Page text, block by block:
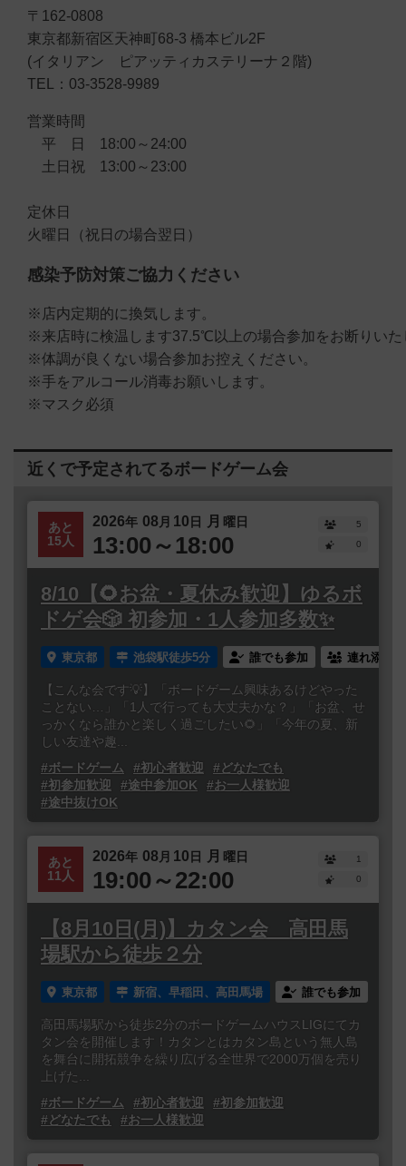
〒162-0808
東京都新宿区天神町68-3 橋本ビル2F
(イタリアン ピアッティカステリーナ２階)
TEL：03-3528-9989
営業時間
平 日 18:00～24:00
土日祝 13:00～23:00
定休日
火曜日（祝日の場合翌日）
感染予防対策ご協力ください
※店内定期的に換気します。
※来店時に検温します37.5℃以上の場合参加をお断りいた
※体調が良くない場合参加お控えください。
※手をアルコール消毒お願いします。
※マスク必須
近くで予定されてるボードゲーム会
あと
15人
2026年 08 月 10日 月 曜日
13:00～18:00
5
0
8/10【🌻お盆・夏休み歓迎】ゆるボ
ドゲ会🎲 初参加・1人参加多数✨
東京都 池袋駅徒歩5分 誰でも参加 連れ添い
【こんな会です💡】「ボードゲーム興味あるけどやった
ことない…」「1人で行っても大丈夫かな？」「お盆、せ
っかくなら誰かと楽しく過ごしたい🌻」「今年の夏、新
しい友達や趣...
#ボードゲーム
#初心者歓迎
#どなたでも
#初参加歓迎
#途中参加OK
#お一人様歓迎
#途中抜けOK
あと
11人
2026年 08 月 10日 月 曜日
19:00～22:00
1
0
【8月10日(月)】カタン会 高田馬
場駅から徒歩２分
東京都 新宿、早稲田、高田馬場 誰でも参加
高田馬場駅から徒歩2分のボードゲームハウスLIGにてカ
タン会を開催します！カタンとはカタン島という無人島
を舞台に開拓競争を繰り広げる全世界で2000万個を売り
上げた...
#ボードゲーム
#初心者歓迎
#初参加歓迎
#どなたでも
#お一人様歓迎